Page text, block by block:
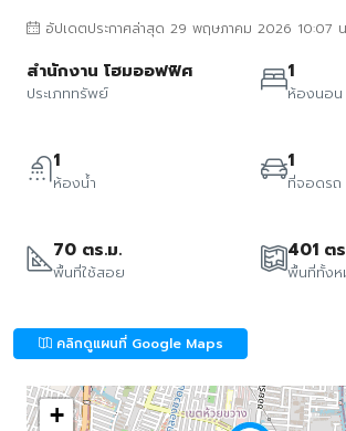
อัปเดตประกาศล่าสุด 29 พฤษภาคม 2026 10:07
สำนักงาน โฮมออฟฟิศ
ประเภททรัพย์
1
ห้องนอน
1
ห้องน้ำ
1
ที่จอดรถ
70 ตร.ม.
พื้นที่ใช้สอย
401 ต
พื้นที่ทั้งห
คลิกดูแผนที่ Google Maps
+